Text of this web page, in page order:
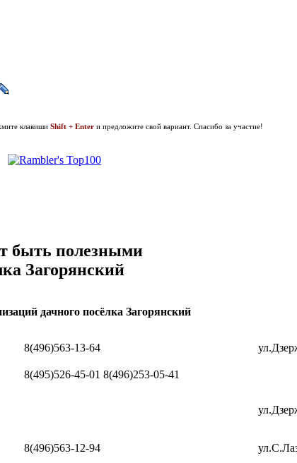
клавиши Shift + Enter и предложите свой вариант. Спасибо за участие!
быть полезными
Загорянский
дачного посёлка Загорянский
8(496)563-13-64
8(495)526-45-01 8(496)253-05-41
8(496)563-12-94